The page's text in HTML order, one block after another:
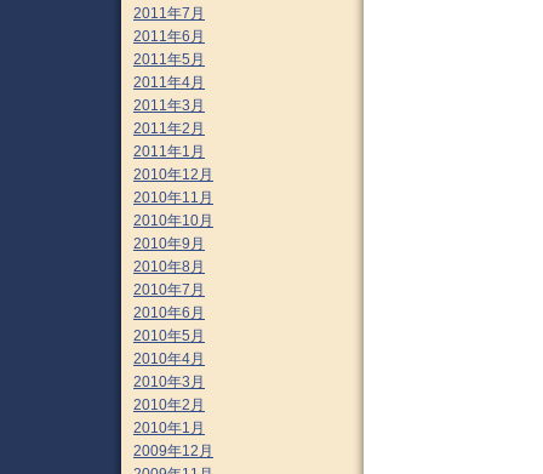
2011年7月
2011年6月
2011年5月
2011年4月
2011年3月
2011年2月
2011年1月
2010年12月
2010年11月
2010年10月
2010年9月
2010年8月
2010年7月
2010年6月
2010年5月
2010年4月
2010年3月
2010年2月
2010年1月
2009年12月